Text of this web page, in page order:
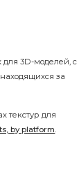
3D-моделей, с
за
текстур для
by platform.